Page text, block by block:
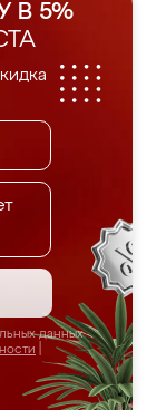
В 5%
данных